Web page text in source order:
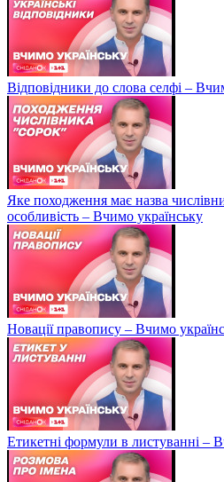
Відповідники до слова селфі –
Яке походження має назва
особливість – Вчимо українську
Новації правопису – Вчимо
Етикетні формули в листуванні –